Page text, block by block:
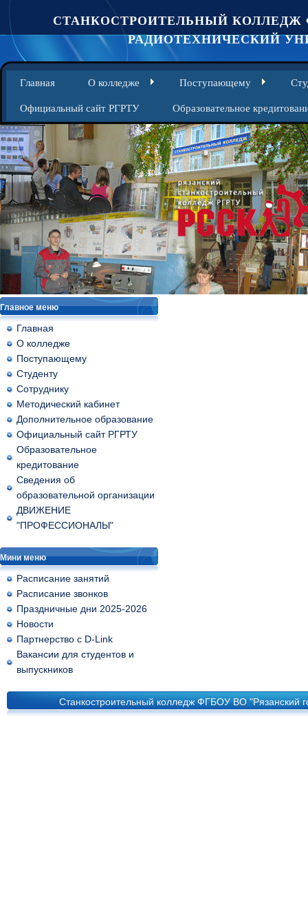
СТАНКОСТРОИТЕЛЬНЫЙ КОЛЛЕДЖ
РАДИОТЕХНИЧЕСКИЙ
Главная О колледже Поступающему
Официальный сайт РГРТУ Образовательное
Главное меню
Главная
О колледже
Поступающему
Студенту
Сотруднику
Методический кабинет
Дополнительное образование
Официальный сайт РГРТУ
Образовательное
кредитование
Сведения об
образовательной организации
ДВИЖЕНИЕ
"ПРОФЕССИОНАЛЫ"
Мини меню
Расписание занятий
Расписание звонков
Праздничные дни 2025-2026
Новости
Партнерство с D-Link
Вакансии для студентов и
выпускников
Станкостроительный колледж ФГБОУ ВО "Рязанский